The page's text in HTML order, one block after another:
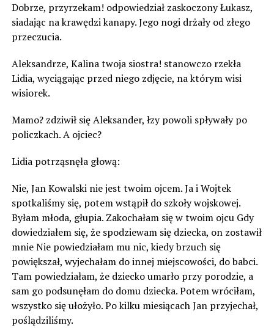
Dobrze, przyrzekam! odpowiedział zaskoczony Łukasz,
siadając na krawędzi kanapy. Jego nogi drżały od złego
przeczucia.
Aleksandrze, Kalina twoja siostra! stanowczo rzekła
Lidia, wyciągając przed niego zdjęcie, na którym wisi
wisiorek.
Mamo? zdziwił się Aleksander, łzy powoli spływały po
policzkach. A ojciec?
Lidia potrząsnęła głową:
Nie, Jan Kowalski nie jest twoim ojcem. Ja i Wojtek
spotkaliśmy się, potem wstąpił do szkoły wojskowej.
Byłam młoda, głupia. Zakochałam się w twoim ojcu Gdy
dowiedziałem się, że spodziewam się dziecka, on zostawił
mnie Nie powiedziałam mu nic, kiedy brzuch się
powiększał, wyjechałam do innej miejscowości, do babci.
Tam powiedziałam, że dziecko umarło przy porodzie, a
sam go podsunęłam do domu dziecka. Potem wróciłam,
wszystko się ułożyło. Po kilku miesiącach Jan przyjechał,
poślądziliśmy.